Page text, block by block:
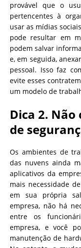
provável que o
pertencentes à
usar as mídias
pode resultar em
podem salvar
e, em seguida,
pessoal. Isso faz
evite esses
um modelo de
Dica 2. Não
de
Os ambientes de
das nuvens ainda
aplicativos da
mais necessidade
em sua própria
empresa, não há
entre os
empresa, e você
manutenção de